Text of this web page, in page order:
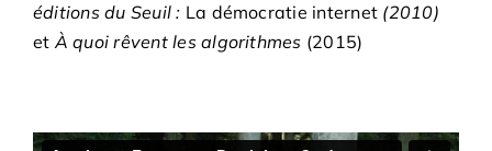
éditions du Seuil : La démocratie internet (2010)
etÀ quoi rêvent les algorithmes (2015)